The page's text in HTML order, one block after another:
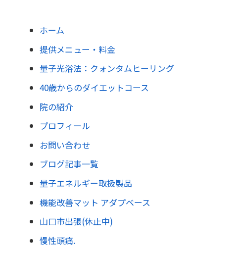
ホーム
提供メニュー・料金
量子光浴法：クォンタムヒーリング
40歳からのダイエットコース
院の紹介
プロフィール
お問い合わせ
ブログ記事一覧
量子エネルギー取扱製品
機能改善マット アダプベース
山口市出張(休止中)
慢性頭痛.